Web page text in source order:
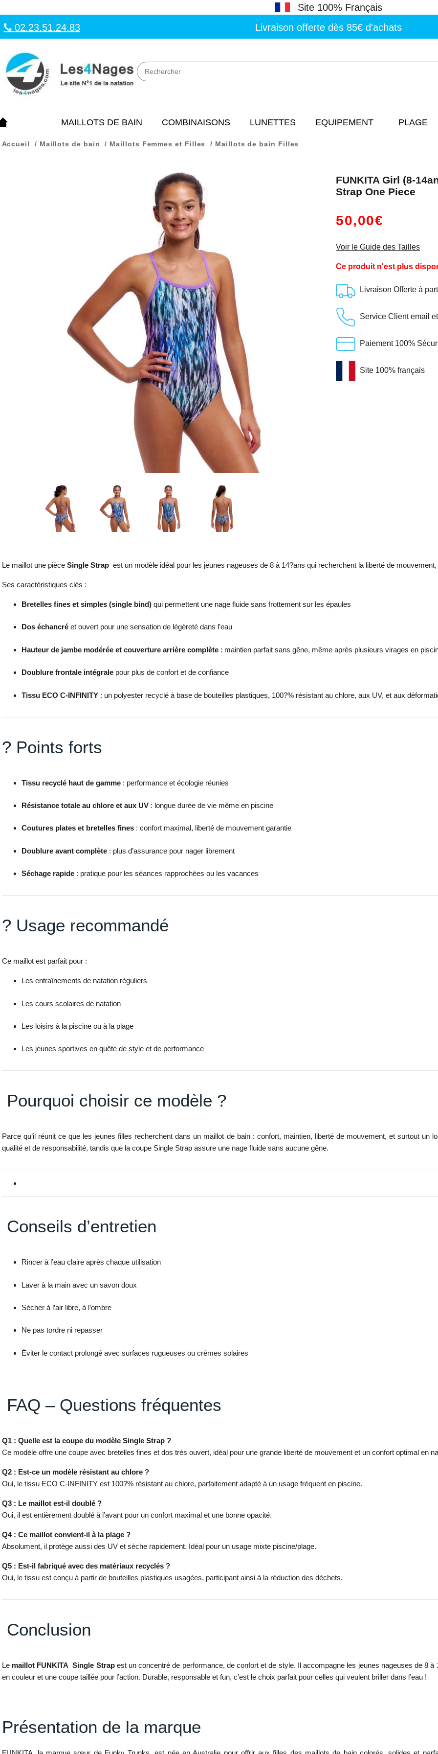
Site 100% Français
02.23.51.24.83
Livraison offerte dès 85€ d'achats
MAILLOTS DE BAIN COMBINAISONS LUNETTES EQUIPEMENT PLAGE
Accueil Maillots de bain Maillots Femmes et Filles Maillots de bain Filles
FUNKITA Girl (8-
Strap One Piece
50,00€
Voir le Guide des Tailles
Ce produit n'est plus
Livraison Offerte à
Service Client email
Paiement 100%
Site 100% français
Le maillot une pièce Single Strap est un modèle idéal pour les jeunes nageuses de 8 à 14?ans qui recherchent la liberté de
Ses caractéristiques clés :
Bretelles fines et simples (single bind)qui permettent une nage fluide sans frottement sur les épaules
Dos échancréet ouvert pour une sensation de légèreté dans l’eau
Hauteur de jambe modérée et couverture arrière complète: maintien parfait sans gêne, même après plusieurs virages en
Doublure frontale intégralepour plus de confort et de confiance
Tissu ECO C-INFINITY: un polyester recyclé à base de bouteilles plastiques, 100?% résistant au chlore, aux UV, et aux
? Points forts
Tissu recyclé haut de gamme: performance et écologie réunies
Résistance totale au chlore et aux UV: longue durée de vie même en piscine
Coutures plates et bretelles fines: confort maximal, liberté de mouvement garantie
Doublure avant complète: plus d’assurance pour nager librement
Séchage rapide: pratique pour les séances rapprochées ou les vacances
? Usage recommandé
Ce maillot est parfait pour :
Les entraînements de natation réguliers
Les cours scolaires de natation
Les loisirs à la piscine ou à la plage
Les jeunes sportives en quête de style et de performance
Pourquoi choisir ce modèle ?
Parce qu’il réunit ce que les jeunes filles recherchent dans un maillot de bain : confort, maintien, liberté de mouvement, et surtout un
qualité et de responsabilité, tandis que la coupe Single Strap assure une nage fluide sans aucune gêne.
Conseils d’entretien
Rincer à l’eau claire après chaque utilisation
Laver à la main avec un savon doux
Sécher à l’air libre, à l’ombre
Ne pas tordre ni repasser
Éviter le contact prolongé avec surfaces rugueuses ou crèmes solaires
FAQ – Questions fréquentes
Q1 : Quelle est la coupe du modèle Single Strap ?
Ce modèle offre une coupe avec bretelles fines et dos très ouvert, idéal pour une grande liberté de mouvement et un confort optimal en
Q2 : Est-ce un modèle résistant au chlore ?
Oui, le tissu ECO C-INFINITY est 100?% résistant au chlore, parfaitement adapté à un usage fréquent en piscine.
Q3 : Le maillot est-il doublé ?
Oui, il est entièrement doublé à l’avant pour un confort maximal et une bonne opacité.
Q4 : Ce maillot convient-il à la plage ?
Absolument, il protège aussi des UV et sèche rapidement. Idéal pour un usage mixte piscine/plage.
Q5 : Est-il fabriqué avec des matériaux recyclés ?
Oui, le tissu est conçu à partir de bouteilles plastiques usagées, participant ainsi à la réduction des déchets.
Conclusion
Le maillot FUNKITA Single Strapest un concentré de performance, de confort et de style. Il accompagne les jeunes nageuses de 8
en couleur et une coupe taillée pour l’action. Durable, responsable et fun, c’est le choix parfait pour celles qui veulent briller dans l’eau !
Présentation de la marque